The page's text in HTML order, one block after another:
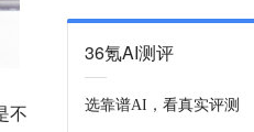
不
36氪AI测评
选靠谱AI，看真实评测